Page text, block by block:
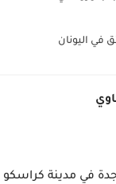
في اليونان
في مدينة